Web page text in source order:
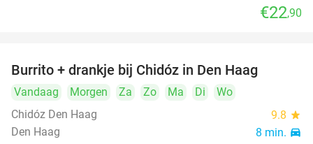
€22,90
Burrito + drankje bij Chidóz in Den Haag
Vandaag Morgen Za Zo Ma Di
Wo
Chidóz Den Haag
9.8 star
Den Haag 8 min. directions_car